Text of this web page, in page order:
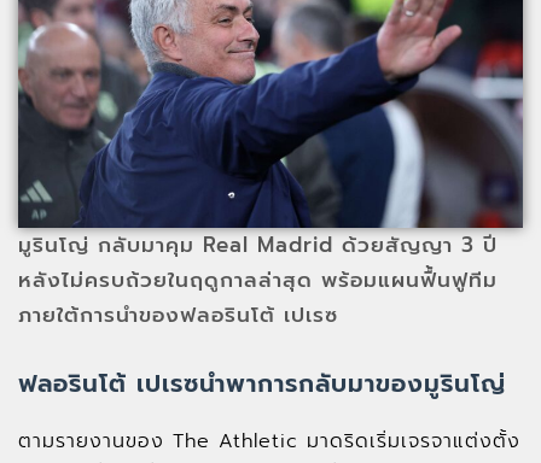
มูรินโญ่ กลับมาคุม Real Madrid ด้วยสัญญา 3 ปี
หลังไม่ครบถ้วยในฤดูกาลล่าสุด พร้อมแผนฟื้นฟูทีม
ภายใต้การนำของฟลอรินโต้ เปเรซ
ฟลอรินโต้ เปเรซนำพาการกลับมาของมูรินโญ่
ตามรายงานของ The Athletic มาดริดเริ่มเจรจาแต่งตั้ง